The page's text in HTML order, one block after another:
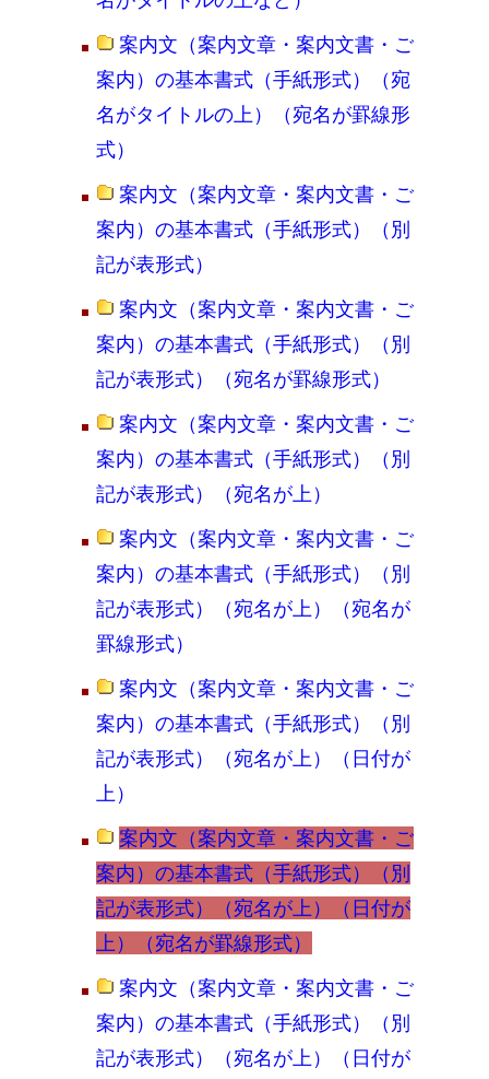
案内文（案内文章・案内文書・ご
案内）の基本書式（手紙形式）（宛
名がタイトルの上）（宛名が罫線形
式）
案内文（案内文章・案内文書・ご
案内）の基本書式（手紙形式）（別
記が表形式）
案内文（案内文章・案内文書・ご
案内）の基本書式（手紙形式）（別
記が表形式）（宛名が罫線形式）
案内文（案内文章・案内文書・ご
案内）の基本書式（手紙形式）（別
記が表形式）（宛名が上）
案内文（案内文章・案内文書・ご
案内）の基本書式（手紙形式）（別
記が表形式）（宛名が上）（宛名が
罫線形式）
案内文（案内文章・案内文書・ご
案内）の基本書式（手紙形式）（別
記が表形式）（宛名が上）（日付が
上）
案内文（案内文章・案内文書・ご
案内）の基本書式（手紙形式）（別
記が表形式）（宛名が上）（日付が
上）（宛名が罫線形式）
案内文（案内文章・案内文書・ご
案内）の基本書式（手紙形式）（別
記が表形式）（宛名が上）（日付が